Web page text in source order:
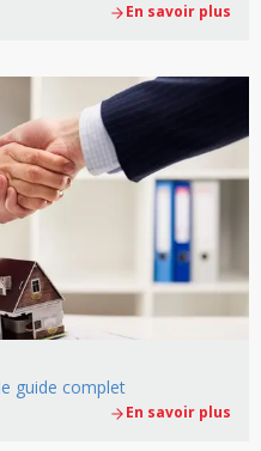
En savoir plus
guide complet
En savoir plus